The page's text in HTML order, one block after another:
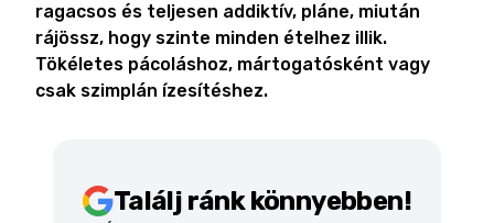
ragacsos és teljesen addiktív, pláne, miután
rájössz, hogy szinte minden ételhez illik.
Tökéletes pácoláshoz, mártogatósként vagy
csak szimplán ízesítéshez.
Találj ránk könnyebben!